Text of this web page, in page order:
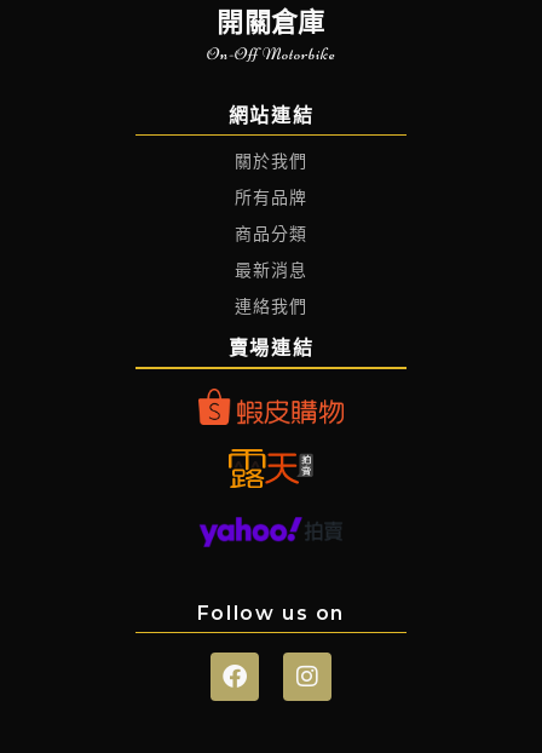
開關倉庫
On-Off Motorbike
網站連結
關於我們
所有品牌
商品分類
最新消息
連絡我們
賣場連結
Follow us on